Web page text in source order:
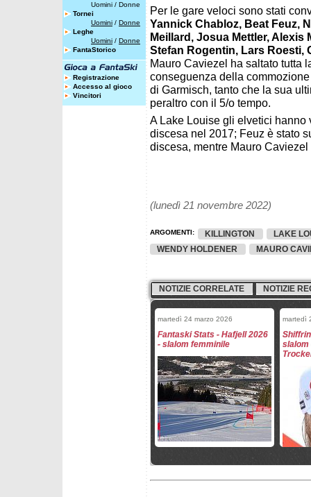
Uomini / Donne
Tornei
Uomini / Donne
Leghe
Uomini / Donne
FantaStorico
Registrazione
Accesso al gioco
Vincitori
Per le gare veloci sono stati
Yannick Chabloz, Beat Feuz,
Meillard, Josua Mettler, Alexis
Stefan Rogentin, Lars Roesti,
Mauro Caviezel ha saltato tutta
conseguenza della
di Garmisch, tanto che la sua
peraltro con il 5/o tempo.
A Lake Louise gli elvetici
discesa nel 2017; Feuz è stato
discesa, mentre Mauro
(lunedì 21 novembre 2022)
ARGOMENTI: KILLINGTON
LAKE
WENDY HOLDENER
MAURO
NOTIZIE CORRELATE NOTIZIE
martedì 24 marzo 2026
Fantaski Stats - Hafjell 2026
- slalom femminile
martedì
slalom
Aicher non molla
torna